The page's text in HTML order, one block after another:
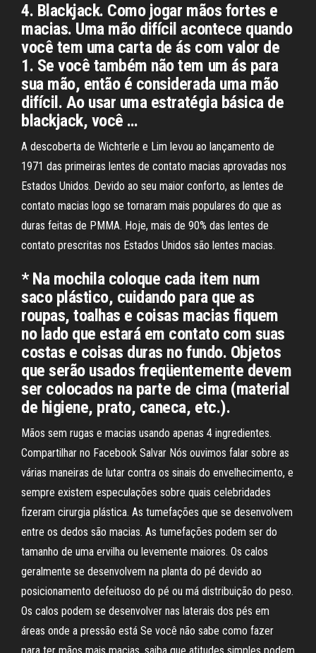
4. Blackjack. Como jogar mãos fortes e
macias. Uma mão difícil acontece quando
você tem uma carta de ás com valor de
1. Se você também não tem um ás para
sua mão, então é considerada uma mão
difícil. Ao usar uma estratégia básica de
blackjack, você …
A descoberta de Wichterle e Lim levou ao lançamento de
1971 das primeiras lentes de contato macias aprovadas nos
Estados Unidos. Devido ao seu maior conforto, as lentes de
contato macias logo se tornaram mais populares do que as
duras feitas de PMMA. Hoje, mais de 90% das lentes de
contato prescritas nos Estados Unidos são lentes macias.
* Na mochila coloque cada item num
saco plástico, cuidando para que as
roupas, toalhas e coisas macias fiquem
no lado que estará em contato com suas
costas e coisas duras no fundo. Objetos
que serão usados freqüentemente devem
ser colocados na parte de cima (material
de higiene, prato, caneca, etc.).
Mãos sem rugas e macias usando apenas 4 ingredientes.
Compartilhar no Facebook Salvar Nós ouvimos falar sobre as
várias maneiras de lutar contra os sinais do envelhecimento, e
sempre existem especulações sobre quais celebridades
fizeram cirurgia plástica. As tumefações que se desenvolvem
entre os dedos são macias. As tumefações podem ser do
tamanho de uma ervilha ou levemente maiores. Os calos
geralmente se desenvolvem na planta do pé devido ao
posicionamento defeituoso do pé ou má distribuição do peso.
Os calos podem se desenvolver nas laterais dos pés em
áreas onde a pressão está Se você não sabe como fazer